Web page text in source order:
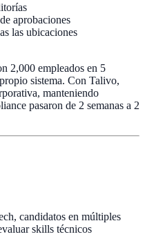
aprobaciones
las ubicaciones
2,000 empleados en 5
sistema. Con Talivo,
manteniendo
pasaron de 2 semanas a 2
candidatos en múltiples
skills técnicos